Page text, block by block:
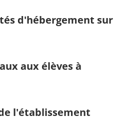
d'hébergement sur
aux élèves à
l'établissement